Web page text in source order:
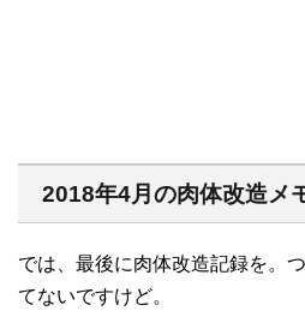
2018年4月の肉体改造メ
では、最後に肉体改造記録を。
てないですけど。